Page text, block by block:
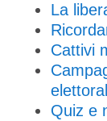
La
Cattivi
Quiz e